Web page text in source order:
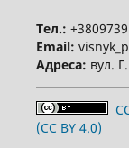
Тел.:
Email:
Адреса: вул.
(CC BY 4.0)